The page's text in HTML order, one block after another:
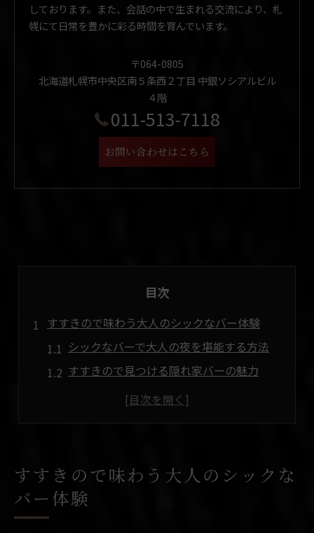
しております。また、会話の中で生まれる交流により、札
幌にて日常を豊かに彩る時間を育んでいます。
〒064-0805
北海道札幌市中央区南５条西２丁目 中銀ソシアルビル
４階
011-513-7118
お問い合わせはこちら
目次
すすきので味わう大人のシックなバー体験
シックなバーで大人の夜を堪能する方法
すすきので見つける隠れ家バーの魅力
大人がくつろげるバー選びのポイント
落ち着いた雰囲気が魅力のバー選び方とは
大人に人気の落ち着いたバーの見極め方
すすきので味わう大人のシックな
バー体験